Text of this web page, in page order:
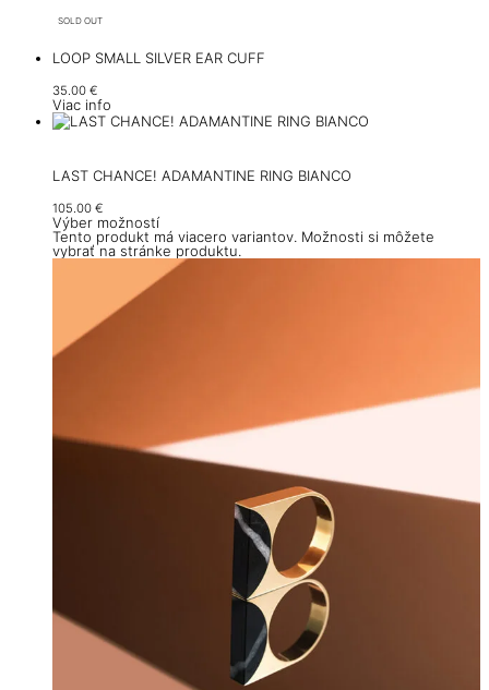
SOLD OUT
LOOP SMALL SILVER EAR CUFF
35.00 €
Viac info
LAST CHANCE! ADAMANTINE RING BIANCO
105.00 €
Výber možností
Tento produkt má viacero variantov. Možnosti si môžete
vybrať na stránke produktu.